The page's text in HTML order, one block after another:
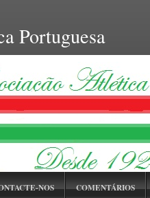
Portuguesa
NOS COMENTÁRIOS